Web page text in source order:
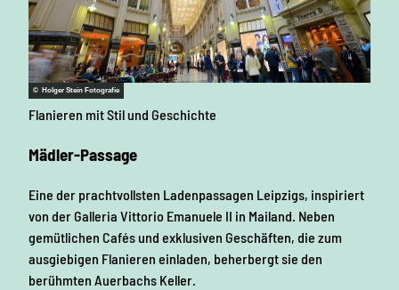
© Holger Stein Fotografie
Flanieren mit Stil und Geschichte
Mädler-Passage
Eine der prachtvollsten Ladenpassagen Leipzigs, inspiriert
von der Galleria Vittorio Emanuele II in Mailand. Neben
gemütlichen Cafés und exklusiven Geschäften, die zum
ausgiebigen Flanieren einladen, beherbergt sie den
berühmten Auerbachs Keller.